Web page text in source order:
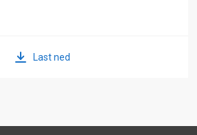
Last ned